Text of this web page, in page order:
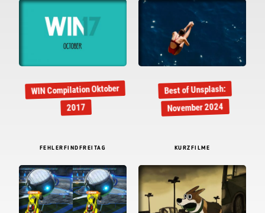
WIN Compilation Oktober
2017
Best of Unsplash:
November 2024
FEHLERFINDFREITAG KURZFILME